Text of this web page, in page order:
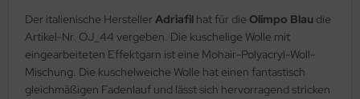
Der italienische Hersteller Adriafil hat für die Olimpo Blau die
Artikel-Nr. OJ_44 vergeben. Die kuschelige Wolle mit
eingearbeiteten Effektgarn ist eine Mohair-Polyacryl-Woll-
Mischung. Die kuschelweiche Wolle hat einen fantastisch
gleichmäßigen Fadenlauf und lässt sich hervorragend stricken